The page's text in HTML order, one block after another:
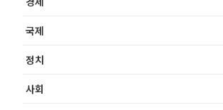
국제
정치
사회